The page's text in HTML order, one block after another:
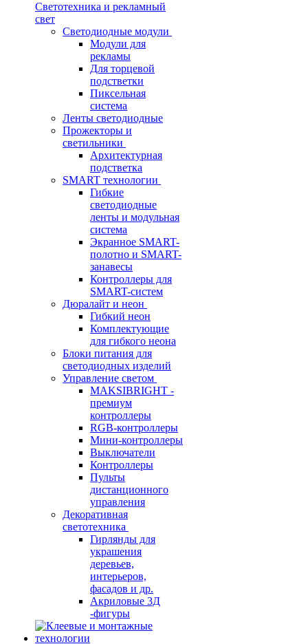
Светотехника и рекламный
свет
Светодиодные модули
Модули для
рекламы
Для торцевой
подстветки
Пиксельная
система
Ленты светодиодные
Прожекторы и
светильники
Архитектурная
подстветка
SMART технологии
Гибкие
светодиодные
ленты и модульная
система
Экранное SMART-
полотно и SMART-
занавесы
Контроллеры для
SMART-систем
Дюралайт и неон
Гибкий неон
Комплектующие
для гибкого неона
Блоки питания для
светодиодных изделий
Управление светом
MAKSIBRIGHT -
премиум
контроллеры
RGB-контроллеры
Мини-контроллеры
Выключатели
Контроллеры
Пульты
дистанционного
управления
Декоративная
светотехника
Гирлянды для
украшения
деревьев,
интерьеров,
фасадов и др.
Акриловые 3Д
-фигуры